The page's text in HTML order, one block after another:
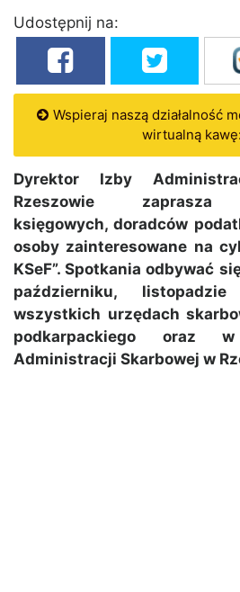
Udostępnij na:
Wspieraj naszą działalność
wirtualną kawę:
Dyrektor Izby
Rzeszowie zaprasza
księgowych, doradców
osoby zainteresowane na
KSeF”. Spotkania odbywać
październiku,
wszystkich urzędach
podkarpackiego oraz
Administracji Skarbowej w